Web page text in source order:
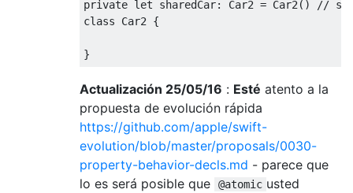
private let sharedCar: Car2 = Car2 ()
//
class
Car2 {
}
Actualización 25/05/16 : Esté atento a la
propuesta de evolución rápida
https://github.com/apple/swift-
evolution/blob/master/proposals/0030-
property-behavior-decls.md - parece que
lo es será posible que
@atomic usted